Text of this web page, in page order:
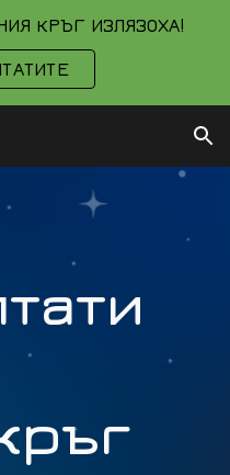
КРЪГ ИЗЛЯЗОХА!